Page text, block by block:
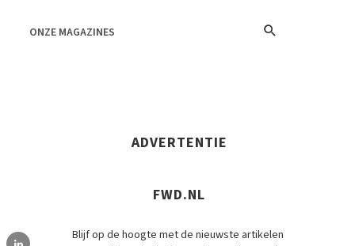
ONZE MAGAZINES
ADVERTENTIE
FWD.NL
Blijf op de hoogte met de nieuwste artikelen